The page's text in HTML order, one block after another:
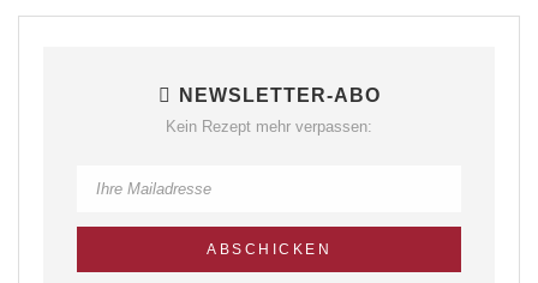
NEWSLETTER-ABO
Kein Rezept mehr verpassen: